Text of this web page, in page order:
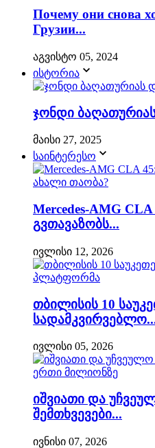
Почему они снова
Грузии...
აგვისტო 05, 2024
ისტორია
ჯონდი
მაისი 27, 2025
საინტერესო
Mercedes-AMG
გვთავაზობს...
ივლისი 12, 2026
თბილისის 10
ივლისი 05, 2026
იშვიათი და
შემთხვევები...
ივნისი 07, 2026